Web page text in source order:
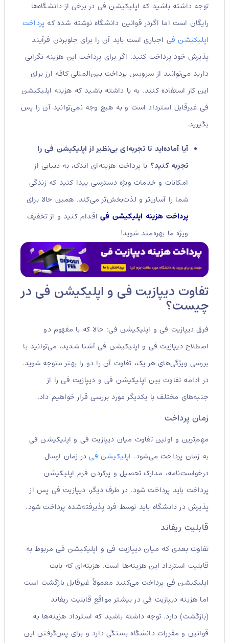
توجه داشته باشید که اپلیکیشن فی در برخی از دانشگاه‌‌ها
رایگان است اما اگردر قوانین دانشگاه نوشته شده کهپرداخت
اپلیکیشن فیاجباری است باید آن را برای جلوبردن فرآیند
پذیرش خود پرداخت کنید. اگر برای پرداخت این هزینه نگرانی
دارید می‌توانید از سرویس پرداخت بین‌المللی کافه ارز برای
این کار استفاده کنید. به یا داشته باشید که هزینه اپلیکیشن
فی غیرقابل استرداد است و به هیچ وجه نمی‌توانید آن را پس
بگیرید.
آیا آماده‌اید تا تجربه‌ای بی‌نظیر از اپلیکیشن فی را
تجربه کنید؟با پرداخت هزینه‌ای اندک، به دنیایی از
امکانات و خدمات ویژه دسترسی پیدا کنید که زندگی
شما را آسان‌تر و لذت‌بخش‌تر می‌کند. همین حالا برای
پرداخت هزینه اپلیکیشن فیاقدام کنید و از تخفیف
ویژه ما بهره‌مند شوید!
تفاوت دیپازیت فی و اپلیکیشن فی در
چیست؟
فرق دیپازیت فی و اپلیکیشن فی: حالا که با مفهوم دو
اصطلاح دیپازیت فی و اپلیکیشن فی آشنا شدید، می‌توانید با
بررسی ویژگی‌های هر یک، تفاوت آن را دو را بهتر متوجه شوید.
در ادامه تفاوت بین اپلیکیشن فی و دیپازیت فی را از
جنبه‌های مختلف با یکدیگر مورد بررسی قرار خواهیم داد.
زمان پرداخت
مهم‌ترین و اولین‌ تفاوت میان دیپازیت فی و اپلیکیشن فی
به زمان پرداخت می‌شود.اپلیکیشن فیدر زمان ارسال
درخواست‌نامه، مدارک تحصیل و پرکردن فرم اپلیکیشن
پرداخت باید پرداخت شود. در طرف دیگر، دیپازیت فی پس از
پذیرش در دانشگاه باید توسط فرد پذیرفته‌شده پرداخت شود.
قابلیت ریفاند
تفاوت بعدی که میان دیپازیت فی و اپلیکیشن فی مربوط به
قابلیت استرداد این هزینه‌ها است. هزینه‌ای که بابت
اپلیکیشن فی پرداخت می‌کنید معمولاً غیرقابل بازگشت است
اما هزینه دیپازیت فی در بیشتر مواقع قابلیت ریفاند
(بازگشت) دارد. توجه داشته باشید که استرداد هزینه‌ها به
قوانین و مقررات دانشگاه بستگی دارد و برای پس‌گرفتن این